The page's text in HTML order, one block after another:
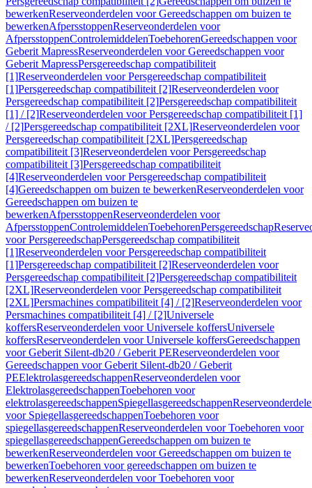
bewerkenReserveonderdelen voor Gereedschappen om buizen te
bewerkenAfpersstoppenReserveonderdelen voor
AfpersstoppenControlemiddelenToebehorenGereedschappen voor
Geberit MapressReserveonderdelen voor Gereedschappen voor
Geberit MapressPersgereedschap compatibiliteit
[1]Reserveonderdelen voor Persgereedschap compatibiliteit
[1]Persgereedschap compatibiliteit [2]Reserveonderdelen voor
Persgereedschap compatibiliteit [2]Persgereedschap compatibiliteit
[1] / [2]Reserveonderdelen voor Persgereedschap compatibiliteit [1]
/ [2]Persgereedschap compatibiliteit [2XL]Reserveonderdelen voor
Persgereedschap compatibiliteit [2XL]Persgereedschap
compatibiliteit [3]Reserveonderdelen voor Persgereedschap
compatibiliteit [3]Persgereedschap compatibiliteit
[4]Reserveonderdelen voor Persgereedschap compatibiliteit
[4]Gereedschappen om buizen te bewerkenReserveonderdelen voor
Gereedschappen om buizen te
bewerkenAfpersstoppenReserveonderdelen voor
AfpersstoppenControlemiddelenToebehorenPersgereedschap
voor PersgereedschapPersgereedschap compatibiliteit
[1]Reserveonderdelen voor Persgereedschap compatibiliteit
[1]Persgereedschap compatibiliteit [2]Reserveonderdelen voor
Persgereedschap compatibiliteit [2]Persgereedschap compatibiliteit
[2XL]Reserveonderdelen voor Persgereedschap compatibiliteit
[2XL]Persmachines compatibiliteit [4] / [2]Reserveonderdelen voor
Persmachines compatibiliteit [4] / [2]Universele
koffersReserveonderdelen voor Universele koffersUniversele
koffersReserveonderdelen voor Universele koffersGereedschappen
voor Geberit Silent-db20 / Geberit PEReserveonderdelen voor
Gereedschappen voor Geberit Silent-db20 / Geberit
PEElektrolasgereedschappenReserveonderdelen voor
ElektrolasgereedschappenToebehoren voor
elektrolasgereedschappenSpiegellasgereedschappen
voor SpiegellasgereedschappenToebehoren voor
spiegellasgereedschappenReserveonderdelen voor Toebehoren voor
spiegellasgereedschappenGereedschappen om buizen te
bewerkenReserveonderdelen voor Gereedschappen om buizen te
bewerkenToebehoren voor gereedschappen om buizen te
bewerkenReserveonderdelen voor Toebehoren voor